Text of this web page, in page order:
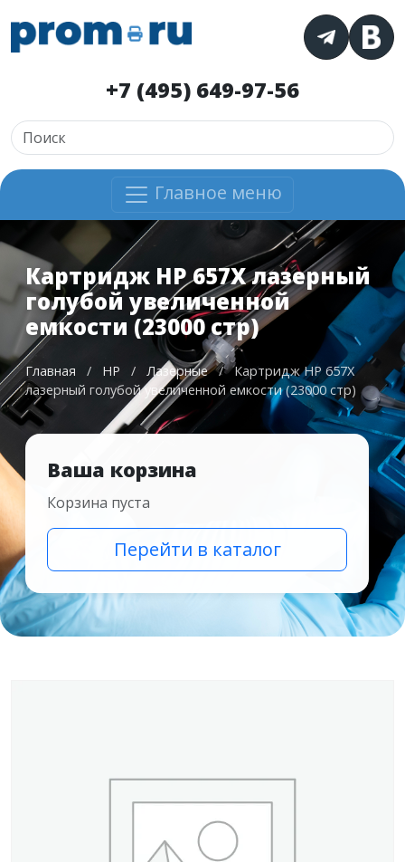
+7 (495) 649-97-56
Главное меню
Картридж HP 657X лазерный
голубой увеличенной
емкости (23000 стр)
Главная / HP / Лазерные /
Картридж HP 657X
лазерный голубой увеличенной емкости (23000 стр)
Ваша корзина
Корзина пуста
Перейти в каталог